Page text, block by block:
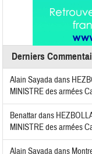
Derniers
Alain Sayadadans
MINISTRE des armées
Benattardans
MINISTRE des armées
Alain Sayadadans